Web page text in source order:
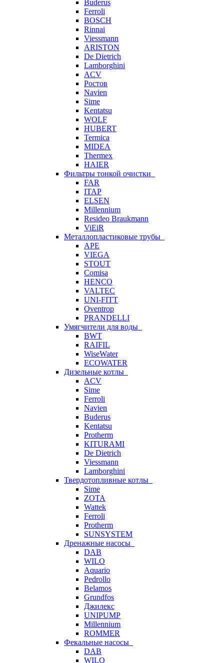
Buderus
Ferroli
BOSCH
Rinnai
Viessmann
ARISTON
De Dietrich
Lamborghini
ACV
Ростов
Navien
Sime
Kentatsu
WOLF
HUBERT
Termica
MIDEA
Thermex
HAIER
Фильтры тонкой очистки
FAR
ITAP
ELSEN
Millennium
Resideo Braukmann
ViEiR
Металлопластиковые трубы
APE
VIEGA
STOUT
Comisa
HENCO
VALTEC
UNI-FITT
Oventrop
PRANDELLI
Умягчители для воды
BWT
RAIFIL
WiseWater
ECOWATER
Дизельные котлы
ACV
Sime
Ferroli
Navien
Buderus
Kentatsu
Protherm
KITURAMI
De Dietrich
Viessmann
Lamborghini
Твердотопливные котлы
Sime
ZOTA
Wattek
Ferroli
Protherm
SUNSYSTEM
Дренажные насосы
DAB
WILO
Aquario
Pedrollo
Belamos
Grundfos
Джилекс
UNIPUMP
Millennium
ROMMER
Фекальные насосы
DAB
WILO